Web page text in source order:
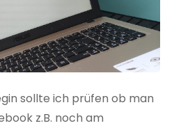
sollte ich prüfen ob man
z.B. noch am